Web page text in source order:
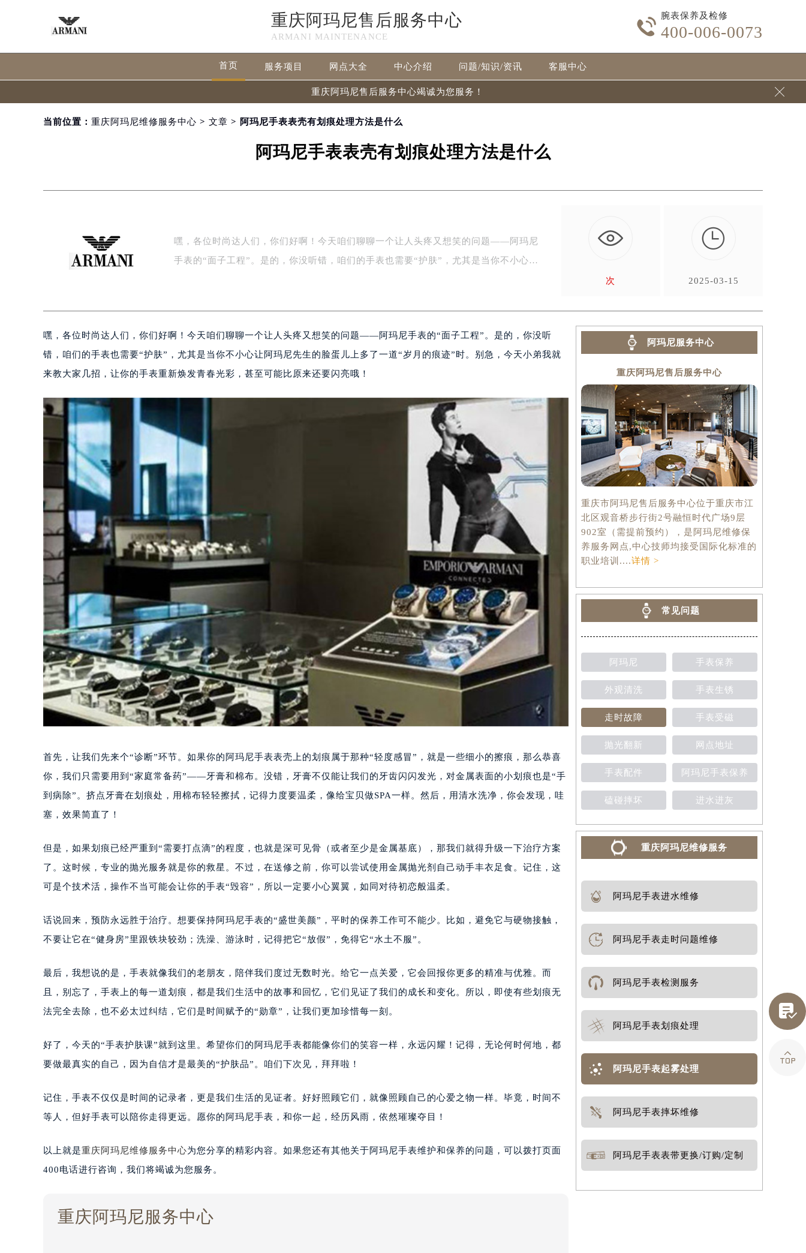
重庆阿玛尼售后服务中心
ARMANI MAINTENANCE

腕表保养及检修
400-006-0073
首页 服务项目 网点大全 中心介绍 问题/知识/资讯 客服中心
重庆阿玛尼售后服务中心竭诚为您服务！ 
当前位置： 重庆阿玛尼维修服务中心 > 文章 > 阿玛尼手表表壳有划痕处理方法是什么
阿玛尼手表表壳有划痕处理方法是什么
嘿，各位时尚达人们，你们好啊！今天咱们聊聊一个让人头疼又想笑的问题——阿玛尼
手表的“面子工程”。是的，你没听错，咱们的手表也需要“护肤”，尤其是当你不小心…
次

2025-03-15
嘿，各位时尚达人们，你们好啊！今天咱们聊聊一个让人头疼又想笑的问题——阿玛尼手表的“面子工程”。是的，你没听
错，咱们的手表也需要“护肤”，尤其是当你不小心让阿玛尼先生的脸蛋儿上多了一道“岁月的痕迹”时。别急，今天小弟我就
来教大家几招，让你的手表重新焕发青春光彩，甚至可能比原来还要闪亮哦！
首先，让我们先来个“诊断”环节。如果你的阿玛尼手表表壳上的划痕属于那种“轻度感冒”，就是一些细小的擦痕，那么恭喜
你，我们只需要用到“家庭常备药”——牙膏和棉布。没错，牙膏不仅能让我们的牙齿闪闪发光，对金属表面的小划痕也是“手
到病除”。挤点牙膏在划痕处，用棉布轻轻擦拭，记得力度要温柔，像给宝贝做SPA一样。然后，用清水洗净，你会发现，哇
塞，效果简直了！
但是，如果划痕已经严重到“需要打点滴”的程度，也就是深可见骨（或者至少是金属基底），那我们就得升级一下治疗方案
了。这时候，专业的抛光服务就是你的救星。不过，在送修之前，你可以尝试使用金属抛光剂自己动手丰衣足食。记住，这
可是个技术活，操作不当可能会让你的手表“毁容”，所以一定要小心翼翼，如同对待初恋般温柔。
话说回来，预防永远胜于治疗。想要保持阿玛尼手表的“盛世美颜”，平时的保养工作可不能少。比如，避免它与硬物接触，
不要让它在“健身房”里跟铁块较劲；洗澡、游泳时，记得把它“放假”，免得它“水土不服”。
最后，我想说的是，手表就像我们的老朋友，陪伴我们度过无数时光。给它一点关爱，它会回报你更多的精准与优雅。而
且，别忘了，手表上的每一道划痕，都是我们生活中的故事和回忆，它们见证了我们的成长和变化。所以，即使有些划痕无
法完全去除，也不必太过纠结，它们是时间赋予的“勋章”，让我们更加珍惜每一刻。
好了，今天的“手表护肤课”就到这里。希望你们的阿玛尼手表都能像你们的笑容一样，永远闪耀！记得，无论何时何地，都
要做最真实的自己，因为自信才是最美的“护肤品”。咱们下次见，拜拜啦！
记住，手表不仅仅是时间的记录者，更是我们生活的见证者。好好照顾它们，就像照顾自己的心爱之物一样。毕竟，时间不
等人，但好手表可以陪你走得更远。愿你的阿玛尼手表，和你一起，经历风雨，依然璀璨夺目！
以上就是重庆阿玛尼维修服务中心为您分享的精彩内容。如果您还有其他关于阿玛尼手表维护和保养的问题，可以拨打页面
400电话进行咨询，我们将竭诚为您服务。
重庆阿玛尼服务中心
阿玛尼服务中心
重庆阿玛尼售后服务中心
重庆市阿玛尼售后服务中心位于重庆市江
北区观音桥步行街2号融恒时代广场9层
902室（需提前预约），是阿玛尼维修保
养服务网点,中心技师均接受国际化标准的
职业培训....详情 >
常见问题
阿玛尼 手表保养
外观清洗 手表生锈
走时故障 手表受磁
抛光翻新 网点地址
手表配件 阿玛尼手表保养
磕碰摔坏 进水进灰
重庆阿玛尼维修服务
阿玛尼手表进水维修
阿玛尼手表走时问题维修
阿玛尼手表检测服务
阿玛尼手表划痕处理
阿玛尼手表起雾处理
阿玛尼手表摔坏维修
阿玛尼手表表带更换/订购/定制

